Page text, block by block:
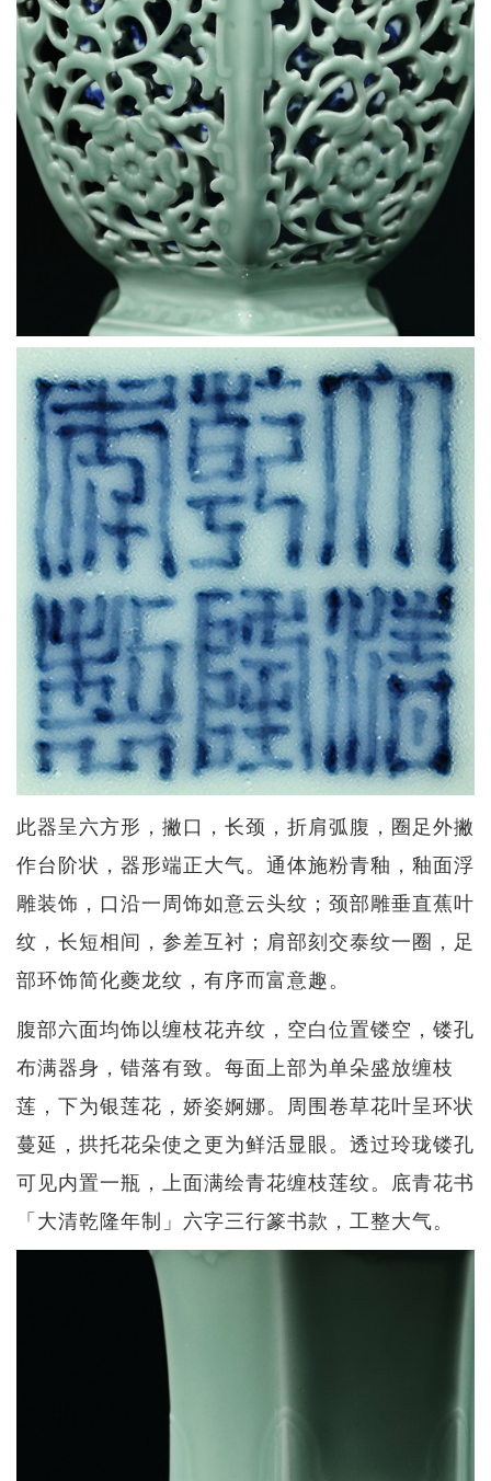
此器呈六方形，撇口，长颈，折肩弧腹，圈足外撇
作台阶状，器形端正大气。通体施粉青釉，釉面浮
雕装饰，口沿一周饰如意云头纹；颈部雕垂直蕉叶
纹，长短相间，参差互衬；肩部刻交泰纹一圈，足
部环饰简化夔龙纹，有序而富意趣。
腹部六面均饰以缠枝花卉纹，空白位置镂空，镂孔
布满器身，错落有致。每面上部为单朵盛放缠枝
莲，下为银莲花，娇姿婀娜。周围卷草花叶呈环状
蔓延，拱托花朵使之更为鲜活显眼。透过玲珑镂孔
可见内置一瓶，上面满绘青花缠枝莲纹。底青花书
「大清乾隆年制」六字三行篆书款，工整大气。